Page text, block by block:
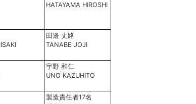
HATAYAMA HIROSHI
田邊 丈路
TANABE JOJI
宇野 和仁
UNO KAZUHITO
製造責任者17名